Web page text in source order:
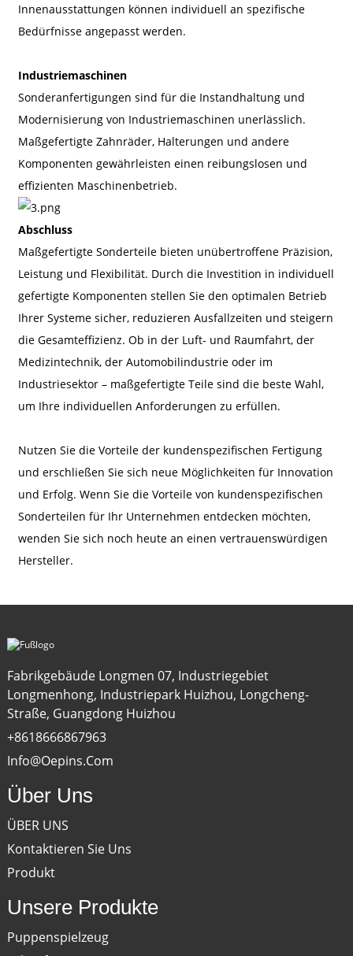
Innenausstattungen können individuell an spezifische
Bedürfnisse angepasst werden.
Industriemaschinen
Sonderanfertigungen sind für die Instandhaltung und
Modernisierung von Industriemaschinen unerlässlich.
Maßgefertigte Zahnräder, Halterungen und andere
Komponenten gewährleisten einen reibungslosen und
effizienten Maschinenbetrieb.
Abschluss
Maßgefertigte Sonderteile bieten unübertroffene Präzision,
Leistung und Flexibilität. Durch die Investition in individuell
gefertigte Komponenten stellen Sie den optimalen Betrieb
Ihrer Systeme sicher, reduzieren Ausfallzeiten und steigern
die Gesamteffizienz. Ob in der Luft- und Raumfahrt, der
Medizintechnik, der Automobilindustrie oder im
Industriesektor – maßgefertigte Teile sind die beste Wahl,
um Ihre individuellen Anforderungen zu erfüllen.
Nutzen Sie die Vorteile der kundenspezifischen Fertigung
und erschließen Sie sich neue Möglichkeiten für Innovation
und Erfolg. Wenn Sie die Vorteile von kundenspezifischen
Sonderteilen für Ihr Unternehmen entdecken möchten,
wenden Sie sich noch heute an einen vertrauenswürdigen
Hersteller.
Fabrikgebäude Longmen 07, Industriegebiet
Longmenhong, Industriepark Huizhou, Longcheng-
Straße, Guangdong Huizhou
+8618666867963
Info@oepins.com
Über Uns
ÜBER UNS
Kontaktieren Sie Uns
Produkt
Unsere Produkte
Puppenspielzeug